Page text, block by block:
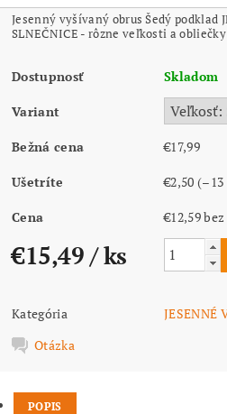
Jesenný vyšívaný obrus Šedý podklad
SLNEČNICE - rôzne veľkosti a
Dostupnosť Skladom
Variant
Bežná cena €17,99
Ušetríte €2,50(–13
Cena
€15,49 / ks
Kategória
JESENNÉ
Otázka
POPIS